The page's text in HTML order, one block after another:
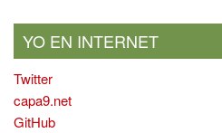
YO EN INTERNET
Twitter
capa9.net
GitHub